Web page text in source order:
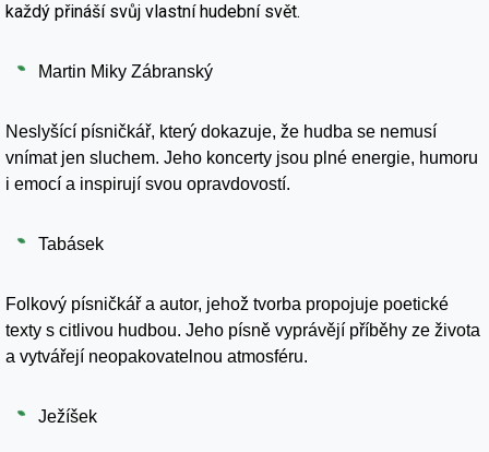
každý přináší svůj vlastní hudební svět.
Martin Miky Zábranský
Neslyšící písničkář, který dokazuje, že hudba se nemusí
vnímat jen sluchem. Jeho koncerty jsou plné energie, humoru
i emocí a inspirují svou opravdovostí.
Tabásek
Folkový písničkář a autor, jehož tvorba propojuje poetické
texty s citlivou hudbou. Jeho písně vyprávějí příběhy ze života
a vytvářejí neopakovatelnou atmosféru.
Ježíšek